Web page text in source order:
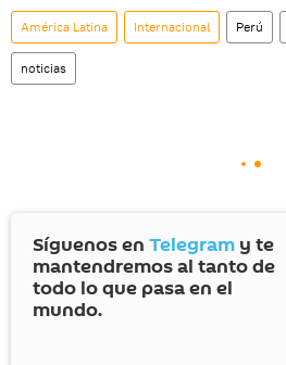
América Latina Internacional Perú
noticias
Síguenos en Telegram y te
mantendremos al tanto de
todo lo que pasa en el
mundo.